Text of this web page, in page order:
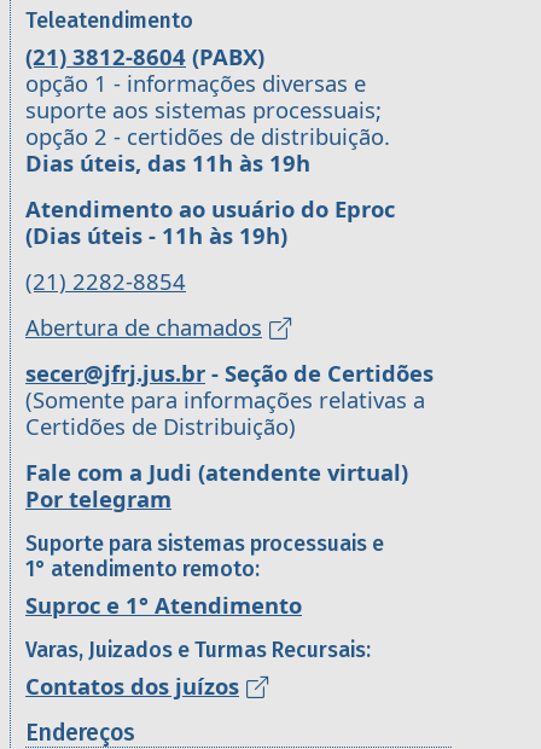
Teleatendimento
(21) 3812-8604 (PABX)
opção 1 - informações diversas e
suporte aos sistemas processuais;
opção 2 - certidões de distribuição.
Dias úteis, das 11h às 19h
Atendimento ao usuário do Eproc
(Dias úteis - 11h às 19h)
(21) 2282-8854
Abertura de chamados
secer@jfrj.jus.br - Seção de Certidões
(Somente para informações relativas a
Certidões de Distribuição)
Fale com a Judi (atendente virtual)
Por telegram
Suporte para sistemas processuais e
1° atendimento remoto:
Suproc e 1° Atendimento
Varas, Juizados e Turmas Recursais:
Contatos dos juízos
Endereços